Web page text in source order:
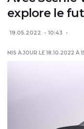
explore le
19.05.2022 10:43
MIS À JOUR LE 18.10.2022 À